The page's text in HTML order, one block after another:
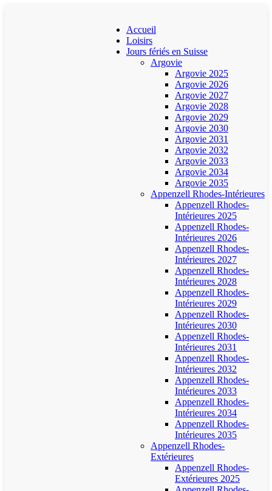
Accueil
Loisirs
Jours fériés en Suisse
Argovie
Argovie 2025
Argovie 2026
Argovie 2027
Argovie 2028
Argovie 2029
Argovie 2030
Argovie 2031
Argovie 2032
Argovie 2033
Argovie 2034
Argovie 2035
Appenzell Rhodes-Intérieures
Appenzell Rhodes-
Intérieures 2025
Appenzell Rhodes-
Intérieures 2026
Appenzell Rhodes-
Intérieures 2027
Appenzell Rhodes-
Intérieures 2028
Appenzell Rhodes-
Intérieures 2029
Appenzell Rhodes-
Intérieures 2030
Appenzell Rhodes-
Intérieures 2031
Appenzell Rhodes-
Intérieures 2032
Appenzell Rhodes-
Intérieures 2033
Appenzell Rhodes-
Intérieures 2034
Appenzell Rhodes-
Intérieures 2035
Appenzell Rhodes-
Extérieures
Appenzell Rhodes-
Extérieures 2025